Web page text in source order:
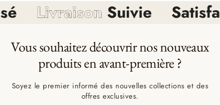
LivraisonSuivie
Vous souhaitez découvrir nos nouveaux
produits en avant-première ?
Soyez le premier informé des nouvelles collections et des
offres exclusives.